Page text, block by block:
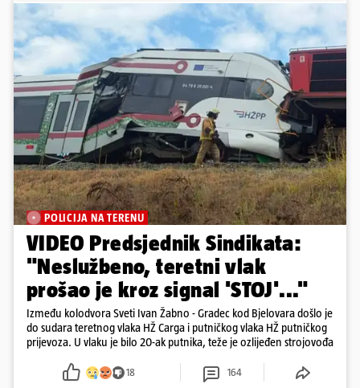
POLICIJA NA TERENU
VIDEO Predsjednik Sindikata:
"Neslužbeno, teretni vlak
prošao je kroz signal 'STOJ'..."
Između kolodvora Sveti Ivan Žabno - Gradec kod Bjelovara došlo je
do sudara teretnog vlaka HŽ Carga i putničkog vlaka HŽ putničkog
prijevoza. U vlaku je bilo 20-ak putnika, teže je ozlijeđen strojovođa
18 164